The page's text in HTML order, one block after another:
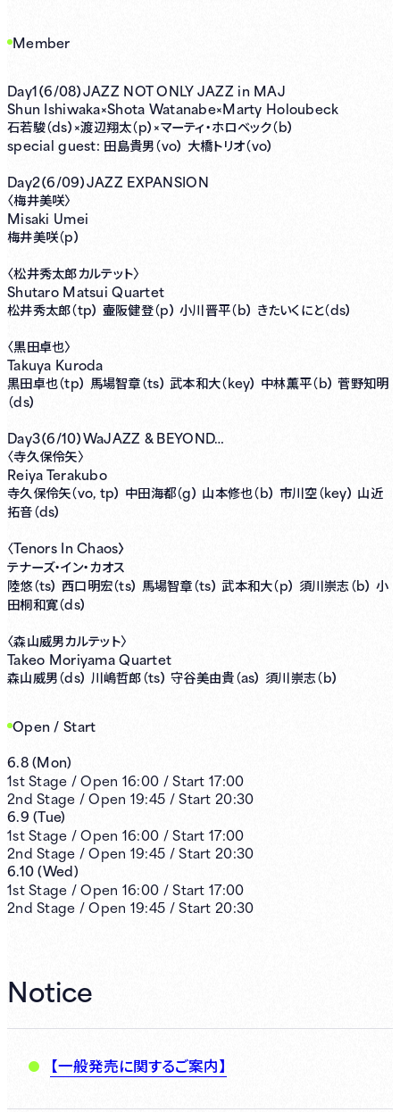
Member
Day1（6/08）JAZZ NOT ONLY JAZZ in MAJ
Shun Ishiwaka×Shota Watanabe×Marty Holoubeck
石若駿（ds）×渡辺翔太（p）×マーティ・ホロベック（b）
special guest: 田島貴男（vo） 大橋トリオ（vo）
Day2（6/09）JAZZ EXPANSION
〈梅井美咲〉
Misaki Umei
梅井美咲（p）
〈松井秀太郎カルテット〉
Shutaro Matsui Quartet
松井秀太郎（tp） 壷阪健登（p）小川晋平（b） きたいくにと（ds）
〈黒田卓也〉
Takuya Kuroda
黒田卓也（tp） 馬場智章（ts）武本和大（key） 中林薫平（b）菅野知明
（ds）
Day3（6/10）WaJAZZ & BEYOND…
〈寺久保伶矢〉
Reiya Terakubo
寺久保伶矢（vo, tp） 中田海都（g） 山本修也（b） 市川空（key） 山近
拓音（ds）
〈Tenors In Chaos〉
テナーズ・イン・カオス
陸悠（ts）西口明宏（ts） 馬場智章（ts）武本和大（p） 須川崇志（b） 小
田桐和寛（ds）
〈森山威男カルテット〉
Takeo Moriyama Quartet
森山威男（ds） 川嶋哲郎（ts）守谷美由貴（as） 須川崇志（b）
Open / Start
6.8(Mon)
1stStage /Open 16:00 /Start 17:00
2nd Stage /Open 19:45 /Start 20:30
6.9 (Tue)
1stStage /Open 16:00 /Start 17:00
2nd Stage /Open 19:45 /Start 20:30
6.10(Wed)
1stStage /Open 16:00 /Start 17:00
2nd Stage /Open 19:45 /Start 20:30
Notice
【一般発売に関するご案内】